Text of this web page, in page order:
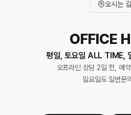
오시는 길
OFFICE
평일, 토요일 ALL TIME,
오프라인 상담 2일 전, 예
일요일도 일반문